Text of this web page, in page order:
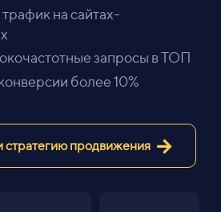
на сайтах-
запросы в ТОП
более 10%
стратегию продвижения